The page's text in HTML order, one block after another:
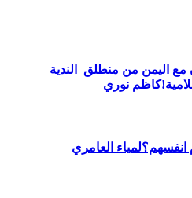
اليمن من منطلق الندية
نوري
العامري